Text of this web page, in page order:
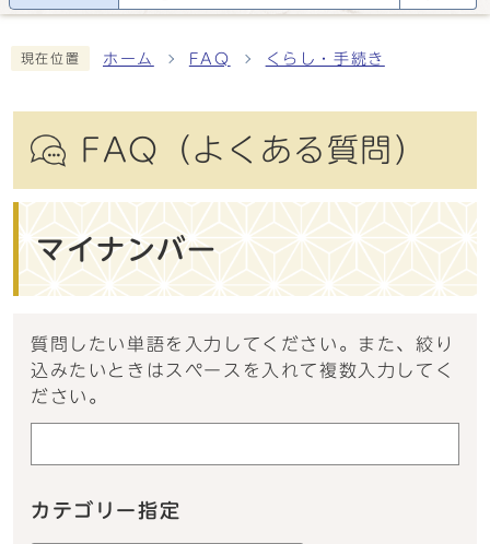
現在位置 ホーム FAQ くらし・手続き
FAQ（よくある質問）
マイナンバー
質問したい単語を入力してください。また、絞り
込みたいときはスペースを入れて複数入力してく
ださい。
カテゴリー指定